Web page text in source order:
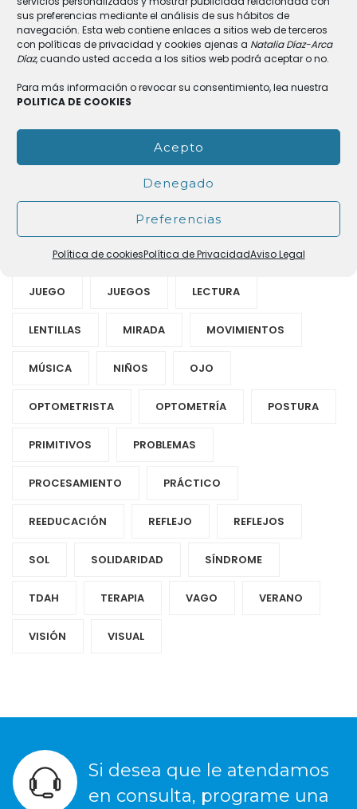
sus preferencias mediante el análisis de sus hábitos de
navegación. Esta web contiene enlaces a sitios web de terceros
con políticas de privacidad y cookies ajenas a Natalia Díaz-Arca
Díaz, cuando usted acceda a los sitios web podrá aceptar o no.
Para más información o revocar su consentimiento, lea nuestra
POLITICA DE COOKIES
Acepto
Denegado
Preferencias
Política de cookiesPolítica de PrivacidadAviso Legal
Etiquetas
ACOMODACIÓN AMBLIOPÍA
APRENDIZAJE
CONSEJOS
ESCOLAR ESTUDIO
FRACASO GAFAS HIPERACTIVIDAD
JUEGO JUEGOS LECTURA
LENTILLAS MIRADA MOVIMIENTOS
MÚSICA NIÑOS OJO
OPTOMETRISTA OPTOMETRÍA POSTURA
PRIMITIVOS PROBLEMAS
PROCESAMIENTO PRÁCTICO
REEDUCACIÓN REFLEJO REFLEJOS
SOL SOLIDARIDAD SÍNDROME
TDAH TERAPIA VAGO VERANO
VISIÓN VISUAL
Si desea que le atendamos
en consulta, programe una